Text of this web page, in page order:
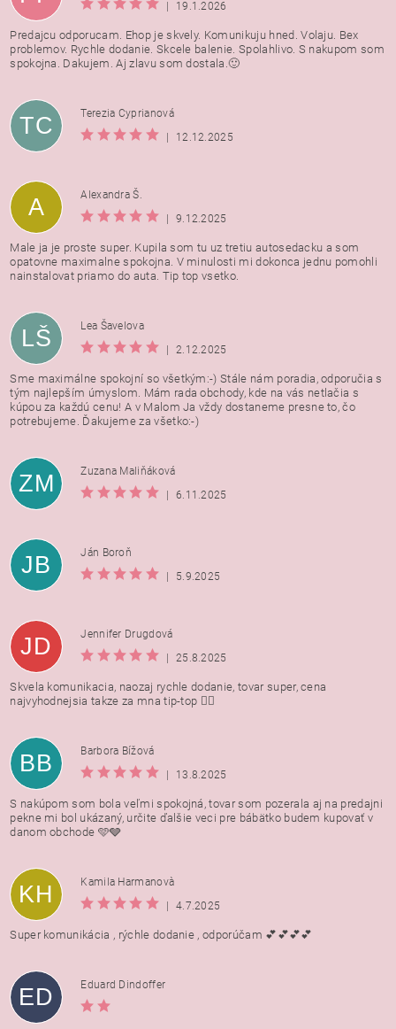
|
19.1.2026
Predajcu odporucam. Ehop je skvely. Komunikuju hned. Volaju. Bex
problemov. Rychle dodanie. Skcele balenie. Spolahlivo. S nakupom som
spokojna. Dakujem. Aj zlavu som dostala.🙂
TC
Terezia Cyprianová
|
12.12.2025
A
Alexandra Š.
|
9.12.2025
Male ja je proste super. Kupila som tu uz tretiu autosedacku a som
opatovne maximalne spokojna. V minulosti mi dokonca jednu pomohli
nainstalovat priamo do auta. Tip top vsetko.
LŠ
Lea Šavelova
|
2.12.2025
Sme maximálne spokojní so všetkým:-) Stále nám poradia, odporučia s
tým najlepším úmyslom. Mám rada obchody, kde na vás netlačia s
kúpou za každú cenu! A v Malom Ja vždy dostaneme presne to, čo
potrebujeme. Ďakujeme za všetko:-)
ZM
Zuzana Maliňáková
|
6.11.2025
JB
Ján Boroň
|
5.9.2025
JD
Jennifer Drugdová
|
25.8.2025
Skvela komunikacia, naozaj rychle dodanie, tovar super, cena
najvyhodnejsia takze za mna tip-top 👍🏻
BB
Barbora Bížová
|
13.8.2025
S nakúpom som bola veľmi spokojná, tovar som pozerala aj na predajni
pekne mi bol ukázaný, určite ďalšie veci pre bábätko budem kupovať v
danom obchode 🩵🩶
KH
Kamila Harmanovà
|
4.7.2025
Super komunikácia , rýchle dodanie , odporúčam 💕💕💕💕
ED Eduard Dindoffer